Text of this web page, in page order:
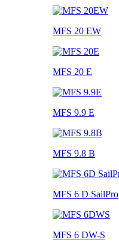
MFS 20 EW
MFS 20 E
MFS 9.9 E
MFS 9.8 B
MFS 6 D SailPro
MFS 6 DW-S